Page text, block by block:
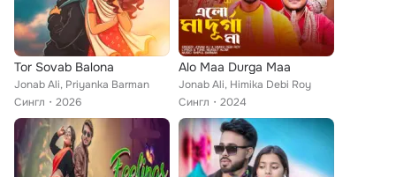
Tor Sovab Balona
Jonab Ali, Priyanka Barman
Сингл
2026
Alo Maa Durga Maa
Jonab Ali, Himika Debi Roy
Сингл
2024